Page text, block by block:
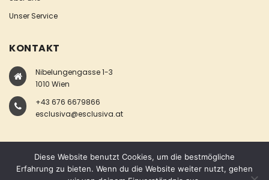
Unser Service
KONTAKT
Nibelungengasse 1-3
1010 Wien
+43 676 6679866
esclusiva@esclusiva.at
Diese Website benutzt Cookies, um die bestmögliche
Erfahrung zu bieten. Wenn du die Website weiter nutzt, gehen